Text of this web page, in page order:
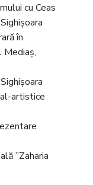
cu Ceas
în
Mediaș,
artistice
”Zaharia